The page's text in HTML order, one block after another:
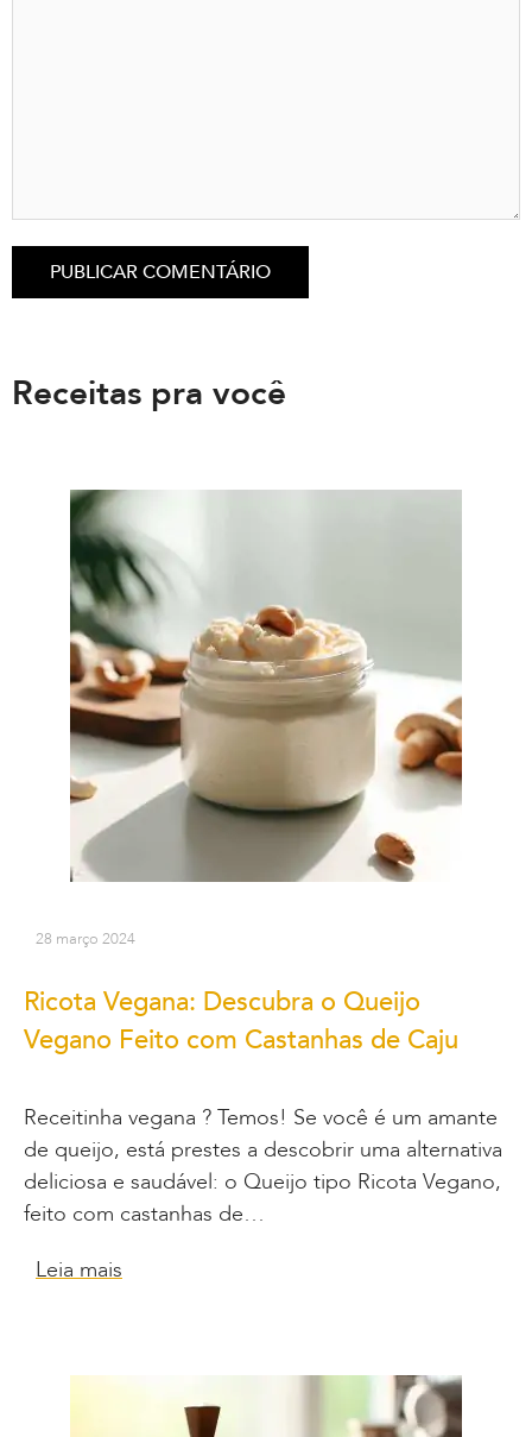
Receitas pra você
28 março 2024
Ricota Vegana: Descubra o Queijo
Vegano Feito com Castanhas de Caju
Receitinha vegana ? Temos! Se você é um amante
de queijo, está prestes a descobrir uma alternativa
deliciosa e saudável: o Queijo tipo Ricota Vegano,
feito com castanhas de…
Leia mais